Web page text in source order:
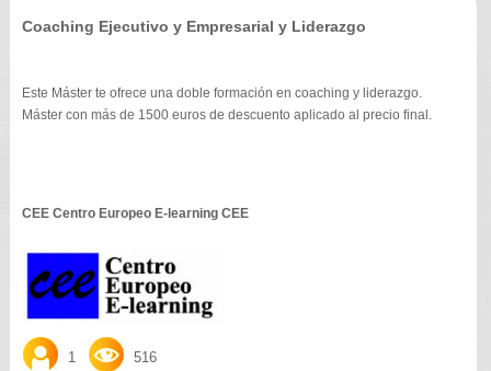
Coaching Ejecutivo y Empresarial y Liderazgo
Este Máster te ofrece una doble formación en coaching y liderazgo.
Máster con más de 1500 euros de descuento aplicado al precio final.
CEE Centro Europeo E-learning CEE
1 516